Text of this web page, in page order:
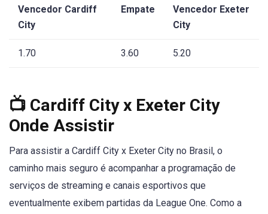
Vencedor Cardiff
City
Empate
Vencedor Exeter
City
1.70 3.60 5.20
📺 Cardiff City x Exeter City
Onde Assistir
Para assistir a Cardiff City x Exeter City no Brasil, o
caminho mais seguro é acompanhar a programação de
serviços de streaming e canais esportivos que
eventualmente exibem partidas da League One. Como a